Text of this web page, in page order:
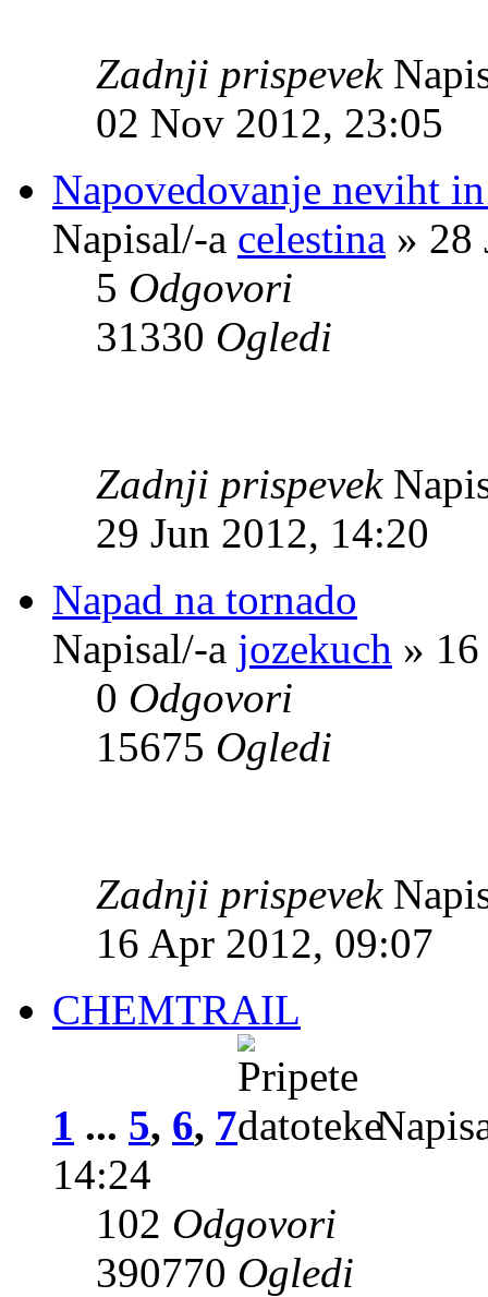
Zadnji prispevek
02 Nov 2012, 23:05
Napovedovanje neviht
Napisal/-a celestina » 28
5 Odgovori
31330 Ogledi
Zadnji prispevek
29 Jun 2012, 14:20
Napad na tornado
Napisal/-a jozekuch »
0 Odgovori
15675 Ogledi
Zadnji prispevek
16 Apr 2012, 09:07
CHEMTRAIL
1 ... 5, 6, 7
14:24
102 Odgovori
390770 Ogledi